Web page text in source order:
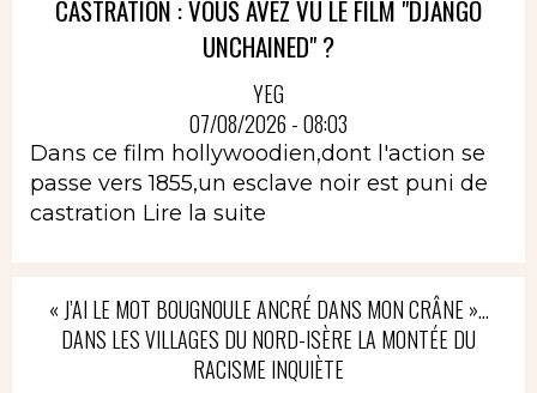
CASTRATION : VOUS AVEZ VU LE FILM "DJANGO
UNCHAINED" ?
YEG
07/08/2026 - 08:03
Dans ce film hollywoodien,dont l'action se
passe vers 1855,un esclave noir est puni de
castration Lire la suite
« J’AI LE MOT BOUGNOULE ANCRÉ DANS MON CRÂNE »…
DANS LES VILLAGES DU NORD-ISÈRE LA MONTÉE DU
RACISME INQUIÈTE